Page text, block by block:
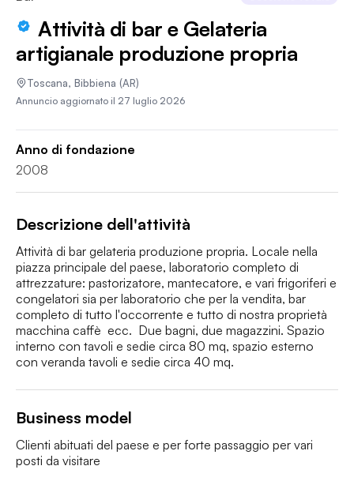
Attività di bar e Gelateria
artigianale produzione propria
Toscana, Bibbiena (AR)
Annuncio aggiornato il 27 luglio 2026
Anno di fondazione
2008
Descrizione dell'attività
Attività di bar gelateria produzione propria. Locale nella
piazza principale del paese, laboratorio completo di
attrezzature: pastorizatore, mantecatore, e vari frigoriferi e
congelatori sia per laboratorio che per la vendita, bar
completo di tutto l'occorrente e tutto di nostra proprietà
macchina caffè  ecc.  Due bagni, due magazzini. Spazio
interno con tavoli e sedie circa 80 mq, spazio esterno
con veranda tavoli e sedie circa 40 mq.
Business model
Clienti abituati del paese e per forte passaggio per vari
posti da visitare